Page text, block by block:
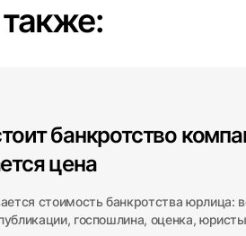
банкротство
цена
стоимость банкротства юрлица:
госпошлина, оценка,